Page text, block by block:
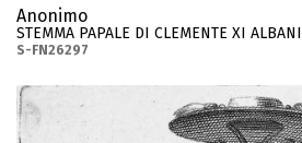
Anonimo
STEMMA PAPALE DI CLEMENTE XI ALBANI
S-FN26297